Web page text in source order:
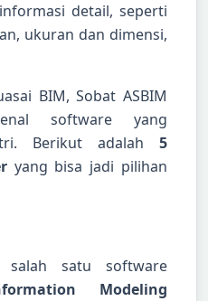
detail, seperti
ukuran dan dimensi,
BIM, Sobat ASBIM
software yang
Berikut adalah 5
yang bisa jadi pilihan
salah satu software
Modeling